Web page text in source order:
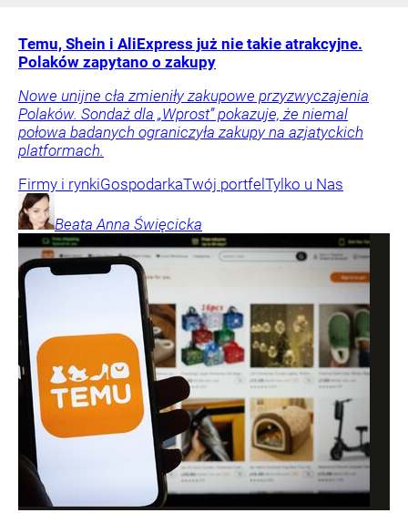
Temu, Shein i AliExpress już nie takie atrakcyjne.
Polaków zapytano o zakupy
Nowe unijne cła zmieniły zakupowe przyzwyczajenia
Polaków. Sondaż dla „Wprost” pokazuje, że niemal
połowa badanych ograniczyła zakupy na azjatyckich
platformach.
Firmy i rynkiGospodarkaTwój portfel Tylko u Nas
Beata Anna Święcicka